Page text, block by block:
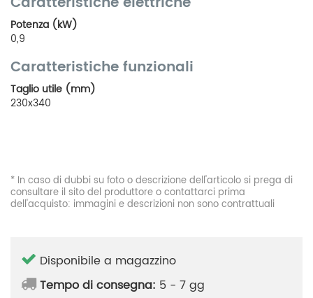
Potenza (kW)
0,9
Caratteristiche funzionali
Taglio utile (mm)
230x340
* In caso di dubbi su foto o descrizione dell'articolo si prega di
consultare il sito del produttore o contattarci prima
dell'acquisto: immagini e descrizioni non sono contrattuali
Disponibile a magazzino
Tempo di consegna: 5 - 7 gg